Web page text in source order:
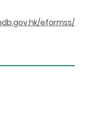
eformss/